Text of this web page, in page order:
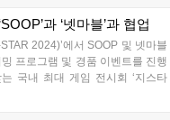
머 및 크리에이터를 위한 다양한
과 ‘넷마블’과 협업
2024)’에서 SOOP 및 넷마블
프로그램 및 경품 이벤트를 진행
국내 최대 게임 전시회 ‘지스타
를 활용한 다양한 게이밍 프로그